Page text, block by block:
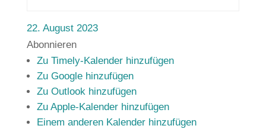
22. August 2023
Abonnieren
Zu Timely-Kalender hinzufügen
Zu Google hinzufügen
Zu Outlook hinzufügen
Zu Apple-Kalender hinzufügen
Einem anderen Kalender hinzufügen